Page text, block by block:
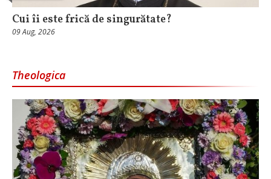
Cui îi este frică de singurătate?
09 Aug, 2026
Theologica